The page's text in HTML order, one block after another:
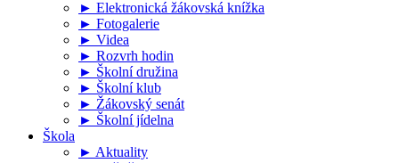
► Elektronická žákovská knížka
► Fotogalerie
► Videa
► Rozvrh hodin
► Školní družina
► Školní klub
► Žákovský senát
► Školní jídelna
Škola
► Aktuality